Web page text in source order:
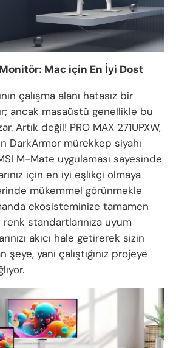
Mac için En İyi Dost
çalışma alanı hatasız bir
ancak masaüstü genellikle bu
Artık değil! PRO MAX 271UPXW,
DarkArmor mürekkep siyahı
M-Mate uygulaması sayesinde
için en iyi eşlikçi olmaya
mükemmel görünmekle
ekosisteminize tamamen
standartlarınıza uyum
akıcı hale getirerek sizin
yani çalıştığınız projeye